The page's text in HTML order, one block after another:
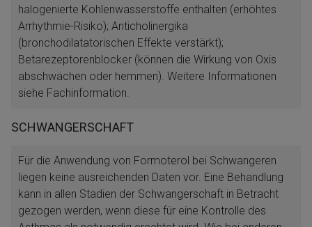
halogenierte Kohlenwasserstoffe enthalten (erhöhtes
Arrhythmie-Risiko); Anticholinergika
(bronchodilatatorischen Effekte verstärkt);
Betarezeptorenblocker (können die Wirkung von Oxis
abschwächen oder hemmen). Weitere Informationen
siehe Fachinformation.
SCHWANGERSCHAFT
Für die Anwendung von Formoterol bei Schwangeren
liegen keine ausreichenden Daten vor. Eine Behandlung
kann in allen Stadien der Schwangerschaft in Betracht
gezogen werden, wenn diese für eine Kontrolle des